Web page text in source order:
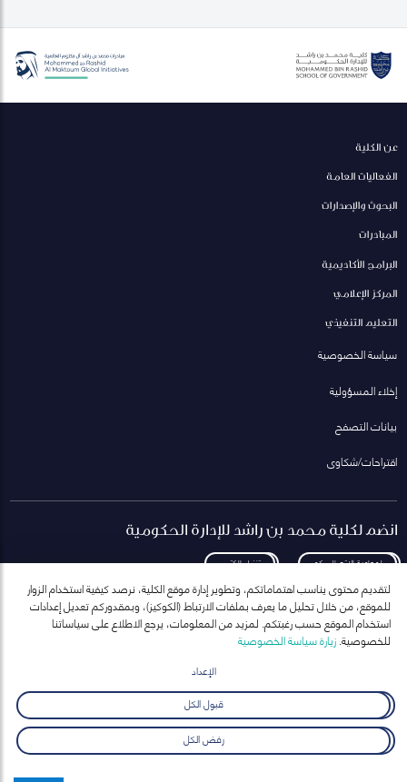
عن الكلية
الفعاليات العامة
البحوث والإصدارات
المبادرات
البرامج الأكاديمية
المركز الإعلامي
التعليم التنفيذي
سياسة الخصوصية
إخلاء المسؤولية
بيانات التصفح
اقتراحات/شكاوى
انضم لكلية محمد بن راشد للإدارة الحكومية
لمعاودة الاتصال بكم تنزيل الكتيب
انضم إلى قائمة مراسلاتنا
ارسال
لتقديم محتوى يناسب اهتماماتكم، وتطوير إدارة موقع الكلية، نرصد كيفية استخدام الزوار
للموقع، من خلال تحليل ما يعرف بملفات الارتباط (الكوكيز)، وبمقدوركم تعديل إعدادات
استخدام الموقع حسب رغبتكم. لمزيد من المعلومات، يرجع الاطلاع على سياساتنا
للخصوصية.زيارة سياسة الخصوصية
الإعداد
قبول الكل
رفض الكل